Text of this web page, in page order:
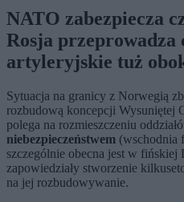
NATO zabezpiecza
Rosja przeprowadza
artyleryjskie tuż
Sytuacja na granicy z Norwegią
rozbudową koncepcji Wysuniętej
polega na rozmieszczeniu
niebezpieczeństwem (wschodnia
szczególnie obecna jest w fińskiej
zapowiedziały stworzenie
na jej rozbudowywanie.